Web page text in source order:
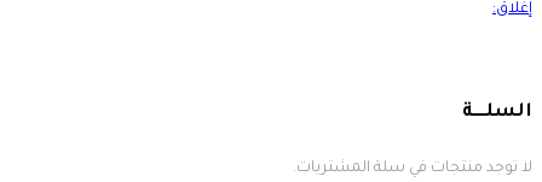
لا توجد منتجات في سلة المشتريات.